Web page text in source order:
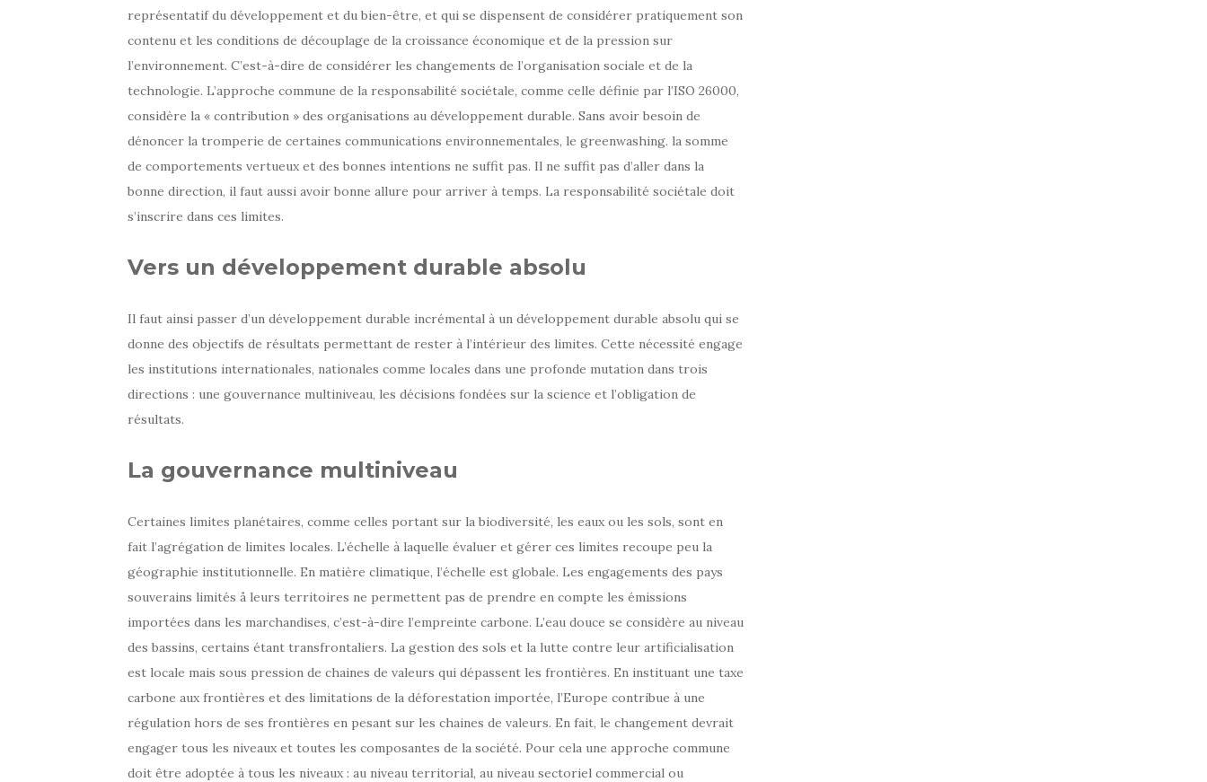
représentatif du développement et du bien-être, et qui se dispensent de considérer pratiquement son
contenu et les conditions de découplage de la croissance économique et de la pression sur
l’environnement. C’est-à-dire de considérer les changements de l’organisation sociale et de la
technologie. L’approche commune de la responsabilité sociétale, comme celle définie par l’ISO 26000,
considère la « contribution » des organisations au développement durable. Sans avoir besoin de
dénoncer la tromperie de certaines communications environnementales, le greenwashing. la somme
de comportements vertueux et des bonnes intentions ne suffit pas. Il ne suffit pas d’aller dans la
bonne direction, il faut aussi avoir bonne allure pour arriver à temps. La responsabilité sociétale doit
s’inscrire dans ces limites.
Vers un développement durable absolu
Il faut ainsi passer d’un développement durable incrémental à un développement durable absolu qui se
donne des objectifs de résultats permettant de rester à l’intérieur des limites. Cette nécessité engage
les institutions internationales, nationales comme locales dans une profonde mutation dans trois
directions : une gouvernance multiniveau, les décisions fondées sur la science et l’obligation de
résultats.
La gouvernance multiniveau
Certaines limites planétaires, comme celles portant sur la biodiversité, les eaux ou les sols, sont en
fait l’agrégation de limites locales. L’échelle à laquelle évaluer et gérer ces limites recoupe peu la
géographie institutionnelle. En matière climatique, l’échelle est globale. Les engagements des pays
souverains limités å leurs territoires ne permettent pas de prendre en compte les émissions
importées dans les marchandises, c’est-à-dire l’empreinte carbone. L’eau douce se considère au niveau
des bassins, certains étant transfrontaliers. La gestion des sols et la lutte contre leur artificialisation
est locale mais sous pression de chaines de valeurs qui dépassent les frontières. En instituant une taxe
carbone aux frontières et des limitations de la déforestation importée, l’Europe contribue à une
régulation hors de ses frontières en pesant sur les chaines de valeurs. En fait, le changement devrait
engager tous les niveaux et toutes les composantes de la société. Pour cela une approche commune
doit être adoptée à tous les niveaux : au niveau territorial, au niveau sectoriel commercial ou